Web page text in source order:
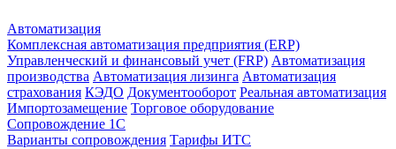
Автоматизация
Комплексная автоматизация предприятия (ERP)
Управленческий и финансовый учет (FRP) Автоматизация
производства Автоматизация лизинга Автоматизация
страхования КЭДО Документооборот Реальная автоматизация
Импортозамещение Торговое оборудование
Сопровождение 1С
Варианты сопровождения Тарифы ИТС